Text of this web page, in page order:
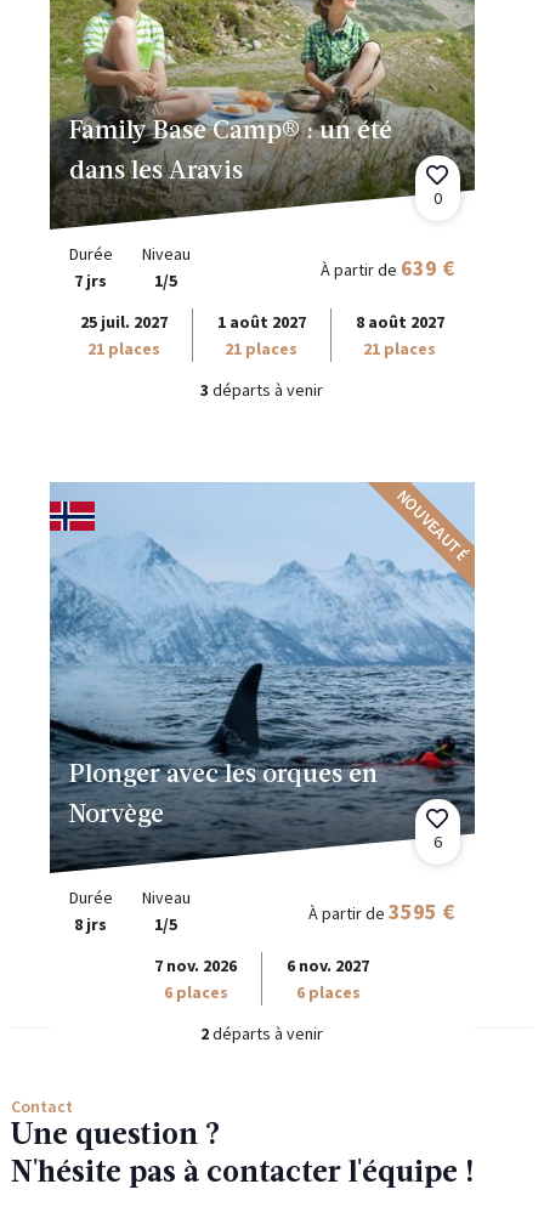
Family Base Camp® : un été
dans les Aravis
0
Durée
7 jrs
Niveau
1/5
À partir de 639 €
25 juil. 2027
21 places
1 août 2027
21 places
8 août 2027
21 places
3 départs à venir
NOUVEAUTÉ
Plonger avec les orques en
Norvège
6
Durée
8 jrs
Niveau
1/5
À partir de 3595 €
7 nov. 2026
6 places
6 nov. 2027
6 places
2départs à venir
Contact
Une question ?
N'hésite pas à contacter l'équipe !